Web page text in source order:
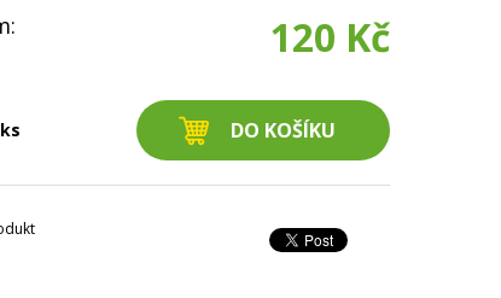
120 Kč
ks